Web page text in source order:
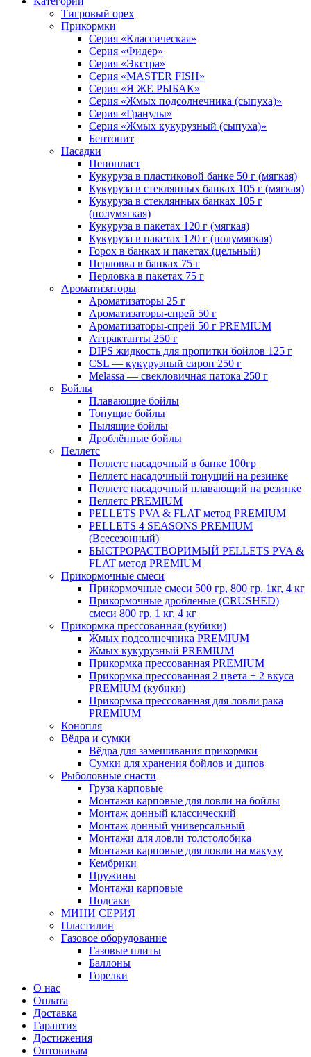
Тигровый орех
Прикормки
Серия «Классическая»
Серия «Фидер»
Серия «Экстра»
Серия «MASTER FISH»
Серия «Я ЖЕ РЫБАК»
Серия «Жмых подсолнечника (сыпуха)»
Cерия «Гранулы»
Серия «Жмых кукурузный (сыпуха)»
Бентонит
Насадки
Пенопласт
Кукуруза в пластиковой банке 50 г (мягкая)
Кукуруза в стеклянных банках 105 г (мягкая)
Кукуруза в стеклянных банках 105 г
(полумягкая)
Кукуруза в пакетах 120 г (мягкая)
Кукуруза в пакетах 120 г (полумягкая)
Горох в банках и пакетах (цельный)
Перловка в банках 75 г
Перловка в пакетах 75 г
Ароматизаторы
Ароматизаторы 25 г
Ароматизаторы-спрей 50 г
Ароматизаторы-спрей 50 г PREMIUM
Аттрактанты 250 г
DIPS жидкость для пропитки бойлов 125 г
CSL — кукурузный сироп 250 г
Melassa — свекловичная патока 250 г
Бойлы
Плавающие бойлы
Тонущие бойлы
Пылящие бойлы
Дроблённые бойлы
Пеллетс
Пеллетс насадочный в банке 100гр
Пеллетс насадочный тонущий на резинке
Пеллетс насадочный плавающий на резинке
Пеллетс PREMIUM
PELLETS PVA & FLAT метод PREMIUM
PELLETS 4 SEASONS PREMIUM
(Всесезонный)
БЫСТРОРАСТВОРИМЫЙ PELLETS PVA &
FLAT метод PREMIUM
Прикормочные смеси
Прикормочные смеси 500 гр, 800 гр, 1кг, 4 кг
Прикормочные дробленые (CRUSHED)
смеси 800 гр, 1 кг, 4 кг
Прикормка прессованная (кубики)
Жмых подсолнечника PREMIUM
Жмых кукурузный PREMIUM
Прикормка прессованная PREMIUM
Прикормка прессованная 2 цвета + 2 вкуса
PREMIUM (кубики)
Прикормка прессованная для ловли рака
PREMIUM
Конопля
Вёдра и сумки
Вёдра для замешивания прикормки
Сумки для хранения бойлов и дипов
Рыболовные снасти
Груза карповые
Монтажи карповые для ловли на бойлы
Монтаж донный классический
Монтаж донный универсальный
Монтажи для ловли толстолобика
Монтажи карповые для ловли на макуху
Кембрики
Пружины
Монтажи карповые
Подсаки
МИНИ СЕРИЯ
Пластилин
Газовое оборудование
Газовые плиты
Баллоны
Горелки
О нас
Оплата
Доставка
Гарантия
Достижения
Оптовикам